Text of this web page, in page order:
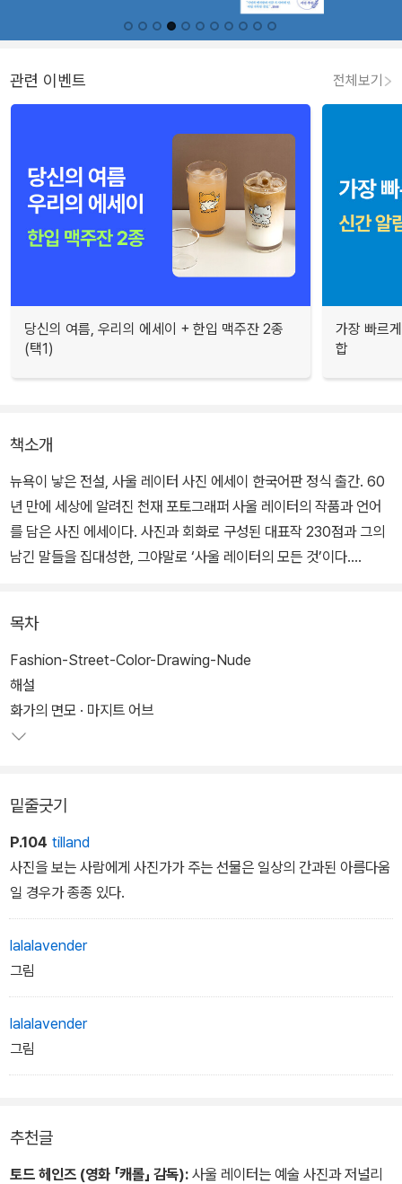
관련 이벤트 전체보기
당신의 여름, 우리의 에세이 + 한입 맥주잔 2종
(택1)
가장 빠르
합
책소개
뉴욕이 낳은 전설, 사울 레이터 사진 에세이 한국어판 정식 출간. 60
년 만에 세상에 알려진 천재 포토그래퍼 사울 레이터의 작품과 언어
를 담은 사진 에세이다. 사진과 회화로 구성된 대표작 230점과 그의
남긴 말들을 집대성한, 그야말로 ‘사울 레이터의 모든 것’이다.
시작점, 뉴욕이 낳은 전설... 사울 레이터를 수식하는 말들은 지금도
보는 이들에 의해 재탄생되고 있다. 과감한 구도와 강렬한 색감, 몽환
적 분위기와 서정적 감성이 어우러진 그의 작품은 사진이라기보다 이
야기이며 한 편의 시다.
출된 장면보다 평범한 일상, 빛보다 비를 더 사랑하여 “나에게 철학은
없다. 다만 카메라가 있을 뿐”이라고 말했던 진짜 포토그래퍼. 60년
이 지난 지금, 독일, 미국, 일본, 영국, 프랑스 등 국경과 세대를 초월
하여 뒤늦게 큰 사랑을 받는 이유다.
목차
Fashion-Street-Color-Drawing-Nude
해설
화가의 면모 · 마지트 어브
밑줄긋기
P.104 tilland
사진을 보는 사람에게 사진가가 주는 선물은 일상의 간과된 아름다움
일 경우가 종종 있다.
lalalavender
그림
lalalavender
그림
추천글
토드 헤인즈 (영화 「캐롤」 감독): 사울 레이터는 예술 사진과 저널리